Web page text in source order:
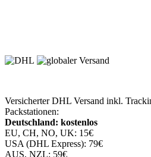
Versicherter DHL Versand inkl.
Packstationen:
Deutschland: kostenlos
EU, CH, NO, UK: 15€
USA (DHL Express): 79€
AUS, NZL: 59€